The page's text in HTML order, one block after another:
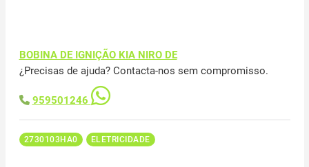
BOBINA DE IGNIÇÃO KIA NIRO DE
¿Precisas de ajuda? Contacta-nos sem compromisso.
959501246
2730103HA0 ELETRICIDADE